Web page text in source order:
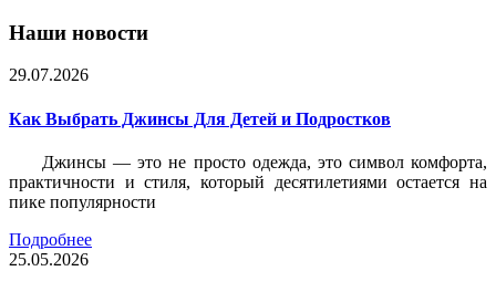
Наши новости
29.07.2026
Как Выбрать Джинсы Для Детей и Подростков
Джинсы — это не просто одежда, это символ комфорта,
практичности и стиля, который десятилетиями остается на
пике популярности
Подробнее
25.05.2026